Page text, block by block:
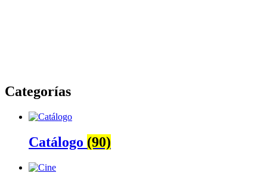
Categorías
Catálogo (90)